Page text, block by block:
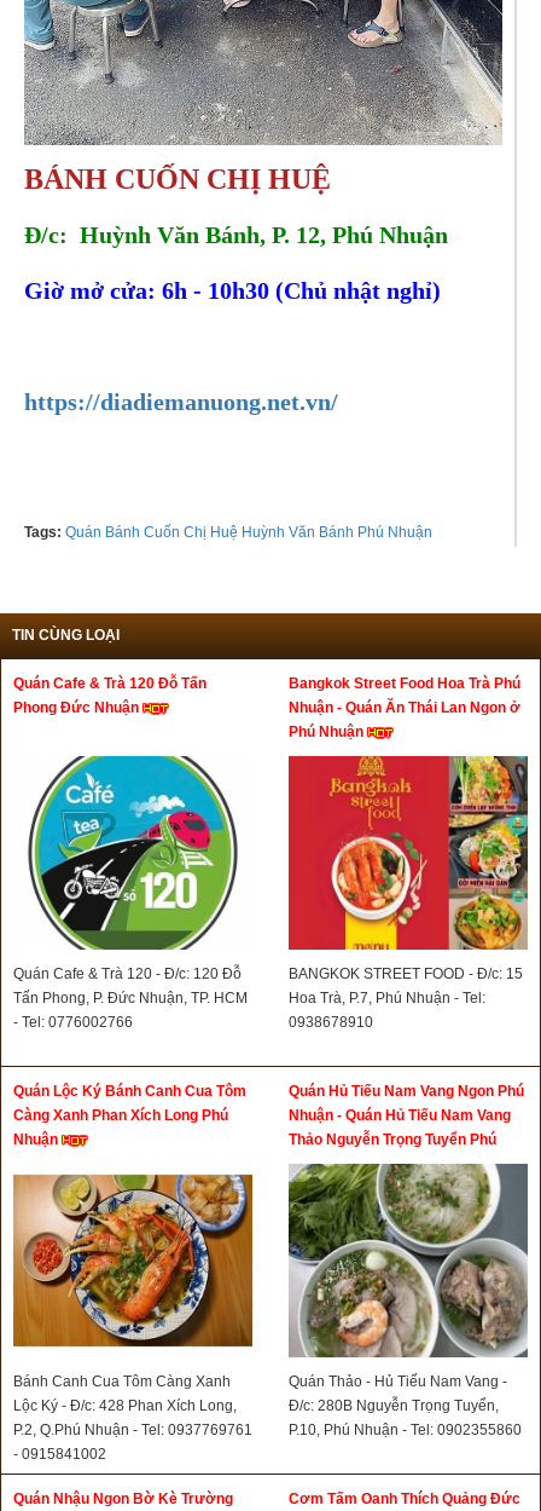
BÁNH CUỐN CHỊ HUỆ
Đ/c: Huỳnh Văn Bánh, P. 12, Phú Nhuận
Giờ mở cửa: 6h - 10h30 (Chủ nhật nghỉ)
https://diadiemanuong.net.vn/
Tags: Quán Bánh Cuốn Chị Huệ Huỳnh Văn Bánh Phú Nhuận
TIN CÙNG LOẠI
Quán Cafe & Trà 120 Đỗ Tấn
Phong Đức Nhuận
Quán Cafe & Trà 120 - Đ/c: 120 Đỗ
Tấn Phong, P. Đức Nhuận, TP. HCM
- Tel: 0776002766
Bangkok Street Food Hoa Trà Phú
Nhuận - Quán Ăn Thái Lan Ngon ở
Phú Nhuận
BANGKOK STREET FOOD - Đ/c: 15
Hoa Trà, P.7, Phú Nhuận - Tel:
0938678910
Quán Lộc Ký Bánh Canh Cua Tôm
Càng Xanh Phan Xích Long Phú
Nhuận
Bánh Canh Cua Tôm Càng Xanh
Lộc Ký - Đ/c: 428 Phan Xích Long,
P.2, Q.Phú Nhuận - Tel: 0937769761
- 0915841002
Quán Hủ Tiếu Nam Vang Ngon Phú
Nhuận - Quán Hủ Tiếu Nam Vang
Thảo Nguyễn Trọng Tuyển Phú
Nhuận
Quán Thảo - Hủ Tiếu Nam Vang -
Đ/c: 280B Nguyễn Trọng Tuyển,
P.10, Phú Nhuận - Tel: 0902355860
Quán Nhậu Ngon Bờ Kè Trường
Cơm Tấm Oanh Thích Quảng Đức